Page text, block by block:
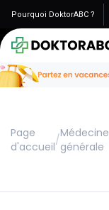
Pourquoi DoktorABC ?
Page
d'accueil/Médecine
générale